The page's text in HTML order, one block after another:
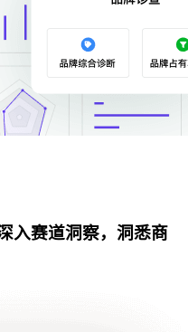
入赛道洞察，洞悉商